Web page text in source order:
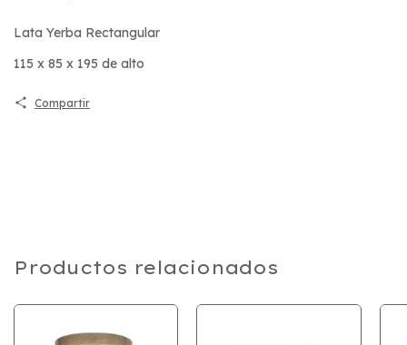
Lata Yerba Rectangular
115 x 85 x 195 de alto
Compartir
Productos relacionados